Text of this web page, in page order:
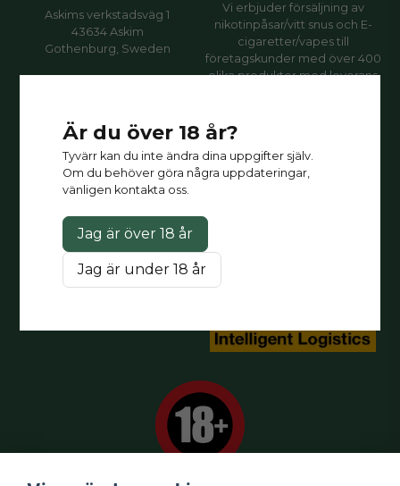
Är du över 18 år?
Tyvärr kan du inte ändra dina uppgifter själv.
Om du behöver göra några uppdateringar,
vänligen kontakta oss.
Jag är över 18 år
Jag är under 18 år
Askims verkstadsväg 1
43634 Askim
Gothenburg, Sweden
Kontakt:
Besökkontakt
Vi erbjuder försäljning av
nikotinpåsar/vitt snus och E-
cigaretter/vapes till
företagskunder med över 400
olika produkter med leverans
Mitt konto
Logga in
Registrera dig
Glömt lösenord?